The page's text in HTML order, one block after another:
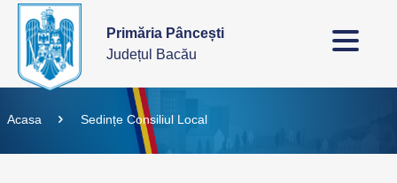
Primăria Pâncești
Județul Bacău
Acasa Sedințe Consiliul Local